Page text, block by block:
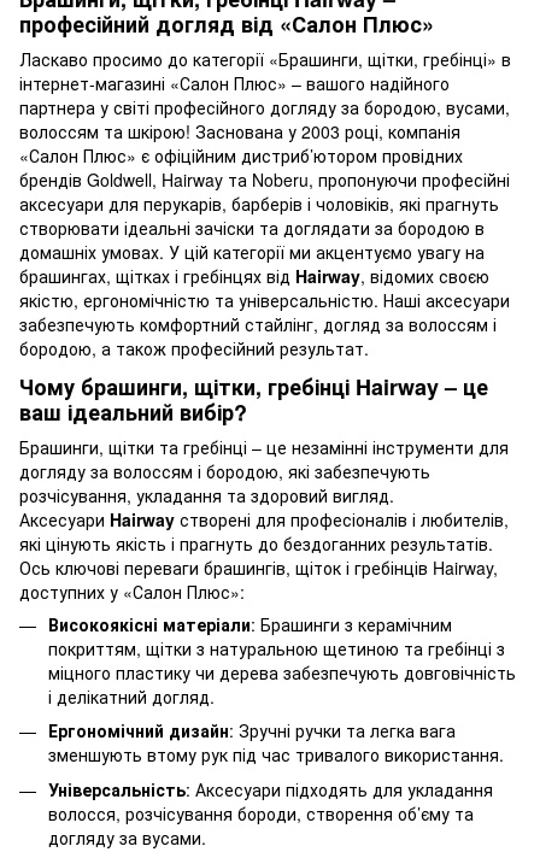
професійний догляд від «Салон Плюс»
Ласкаво просимо до категорії «Брашинги, щітки, гребінці» в
інтернет-магазині «Салон Плюс» – вашого надійного
партнера у світі професійного догляду за бородою, вусами,
волоссям та шкірою! Заснована у 2003 році, компанія
«Салон Плюс» є офіційним дистриб’ютором провідних
брендів Goldwell, Hairway та Noberu, пропонуючи професійні
аксесуари для перукарів, барберів і чоловіків, які прагнуть
створювати ідеальні зачіски та доглядати за бородою в
домашніх умовах. У цій категорії ми акцентуємо увагу на
брашингах, щітках і гребінцях від Hairway, відомих своєю
якістю, ергономічністю та універсальністю. Наші аксесуари
забезпечують комфортний стайлінг, догляд за волоссям і
бородою, а також професійний результат.
Чому брашинги, щітки, гребінці Hairway – це
ваш ідеальний вибір?
Брашинги, щітки та гребінці – це незамінні інструменти для
догляду за волоссям і бородою, які забезпечують
розчісування, укладання та здоровий вигляд.
Аксесуари Hairway створені для професіоналів і любителів,
які цінують якість і прагнуть до бездоганних результатів.
Ось ключові переваги брашингів, щіток і гребінців Hairway,
доступних у «Салон Плюс»:
Високоякісні матеріали: Брашинги з керамічним
покриттям, щітки з натуральною щетиною та гребінці з
міцного пластику чи дерева забезпечують довговічність
і делікатний догляд.
Ергономічний дизайн: Зручні ручки та легка вага
зменшують втому рук під час тривалого використання.
Універсальність: Аксесуари підходять для укладання
волосся, розчісування бороди, створення об’єму та
догляду за вусами.